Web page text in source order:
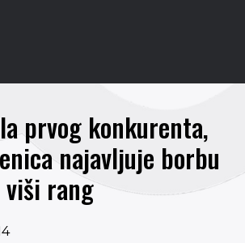
prvog konkurenta,
najavljuje borbu
viši rang